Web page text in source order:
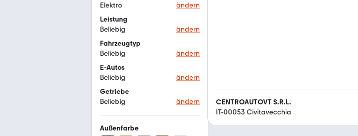
Elektro
ändern
Leistung
Beliebig
ändern
Fahrzeugtyp
Beliebig
ändern
E-Autos
Beliebig
ändern
Getriebe
Beliebig
ändern
Außenfarbe
CENTROAUTOVT S.R.L.
IT-00053 Civitavecchia